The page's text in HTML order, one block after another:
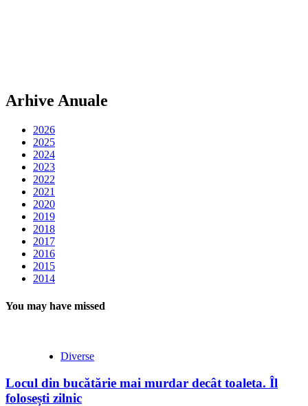
Arhive Anuale
2026
2025
2024
2023
2022
2021
2020
2019
2018
2017
2016
2015
2014
You may have missed
Diverse
Locul din bucătărie mai murdar decât toaleta. Îl
folosești zilnic